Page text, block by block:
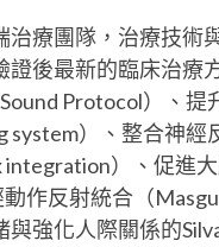
治療團隊，治療技術
證後最新的臨床治療
Protocol）、
system）、整合神
）、促進
作反射統合（
強化人際關係的